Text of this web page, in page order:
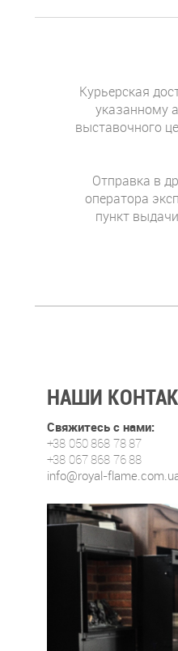
Курьерская
указанному
выставочного
Отправка в
оператора
пункт
НАШИ
Свяжитесь с нами:
+38 050 868 78 87
+38 067 868 76 88
info@royal-